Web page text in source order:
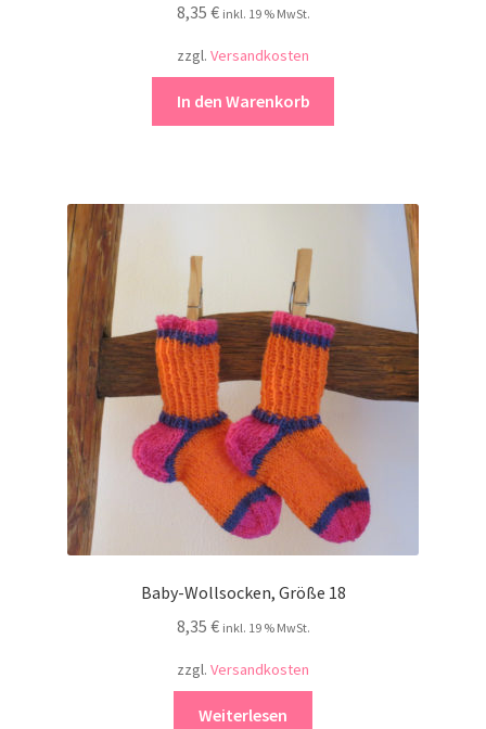
8,35 € inkl. 19 % MwSt.
zzgl. Versandkosten
In den Warenkorb
Baby-Wollsocken, Größe 18
8,35 € inkl. 19 % MwSt.
zzgl. Versandkosten
Weiterlesen